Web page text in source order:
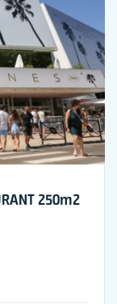
250m2